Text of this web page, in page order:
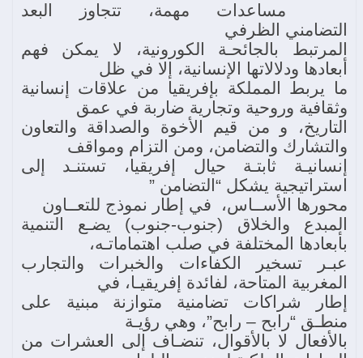
مساعدات مهمة، تتجاوز البعد
التضامني الظرفي
المرتبط بالجائحـة الكورونية، لا يمكن فهم
أبعادها ودلالاتها الإنسانية، إلا في ظل
ما يربط المملكة بإفريقيا من علاقات إنسانية
وثقافية وروحية وتجارية ضاربة في عمق
التاريخ، و من قيم الأخوة والصداقة والتعاون
والتشارك والتضامن، ومن التزام ومواقف
إنسانيـة ثابتـة حيال إفريقيا، تستنـد إلى
استراتيجية يشكل “التضامن ”
محورها الأســاس، في إطار نموذج للتعــاون
المبدع والخلاق (جنوب-جنوب) يضـع التنمية
بأبعادها المختلفة في صلب اهتماماتـه،
عبـر تسخير الكفاءات والخبرات والتجارب
المغربية المتاحة، لفائدة إفريقيـا، في
إطار شراكات تضامنية متوازنة مبنية على
منطـق “رابح – رابح”، وهي رؤيـة
بالأفعال لا بالأقوال، تنضـاف إلى العشرات من